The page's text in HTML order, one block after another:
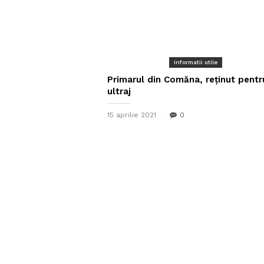
Informatii utile
Primarul din Comăna, reținut
ultraj
15 aprilie 2021 0